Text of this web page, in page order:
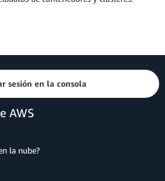
sesión en la consola
AWS
la nube?